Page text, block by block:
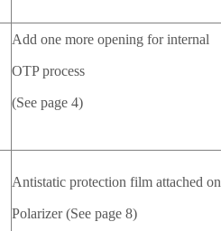
Add one more opening for internal
OTP process
(See page 4)
Antistatic protection film attached on
Polarizer (See page 8)